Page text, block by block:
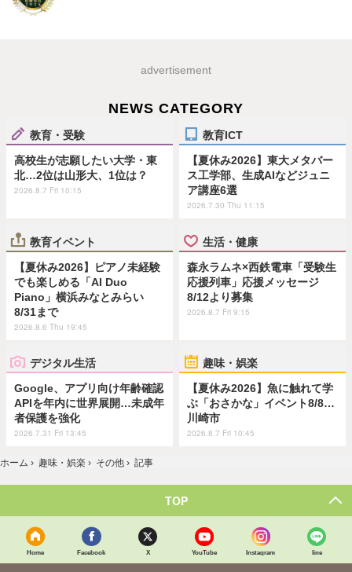
advertisement
NEWS CATEGORY
教育・受験
高校生が志願したい大学・東
北…2位は山形大、1位は？
2026.8.7 Fri 10:15
教育ICT
【夏休み2026】東大メタバー
ス工学部、生成AIなどジュニ
ア講座6選
2026.7.30 Thu 11:15
教育イベント
【夏休み2026】ピアノ未経験
でも楽しめる「AI Duo
Piano」横浜みなとみらい
8/31まで
2026.8.6 Thu 19:45
生活・健康
森永ラムネ×西鉄電車「受験生
応援列車」応援メッセージ
8/12より募集
2026.8.7 Fri 9:15
デジタル生活
Google、アプリ向け年齢確認
APIを年内に世界展開…未成年
者保護を強化
2026.7.31 Fri 13:45
趣味・娯楽
【夏休み2026】魚に触れて学
ぶ「おさかな」イベント8/8…
川崎市
2026.8.7 Fri 10:45
ホーム › 趣味・娯楽 › その他 › 記事
TOP
Home Facebook X YouTube Instagram line